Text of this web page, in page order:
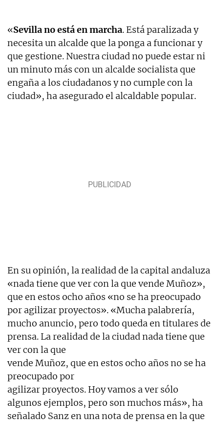
«Sevilla no está en marcha. Está paralizada y
necesita un alcalde que la ponga a funcionar y
que gestione. Nuestra ciudad no puede estar ni
un minuto más con un alcalde socialista que
engaña a los ciudadanos y no cumple con la
ciudad», ha asegurado el alcaldable popular.
En su opinión, la realidad de la capital andaluza
«nada tiene que ver con la que vende Muñoz»,
que en estos ocho años «no se ha preocupado
por agilizar proyectos». «Mucha palabrería,
mucho anuncio, pero todo queda en titulares de
prensa. La realidad de la ciudad nada tiene que
ver con la que
vende Muñoz, que en estos ocho años no se ha
preocupado por
agilizar proyectos. Hoy vamos a ver sólo
algunos ejemplos, pero son muchos más», ha
señalado Sanz en una nota de prensa en la que